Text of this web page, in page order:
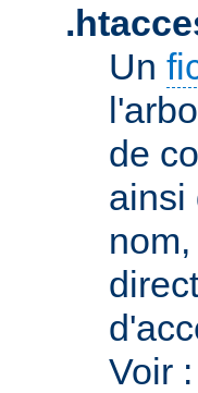
Un
de
ainsi
Voir :